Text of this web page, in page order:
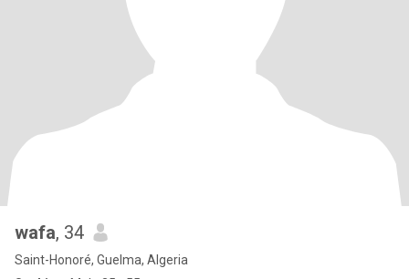
wafa, 34
Saint-Honoré, Guelma, Algeria